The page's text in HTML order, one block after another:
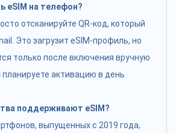
eSIM на телефон?
отсканируйте QR-код, который
Это загрузит eSIM-профиль, но
только после включения вручную
активацию в день
поддерживают eSIM?
выпущенных с 2019 года,